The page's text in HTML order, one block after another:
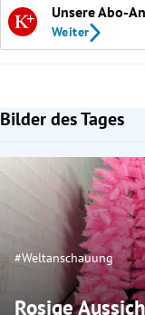
Unsere Abo-
Weiter
Bilder des Tages
#Weltanschauung
Rosige